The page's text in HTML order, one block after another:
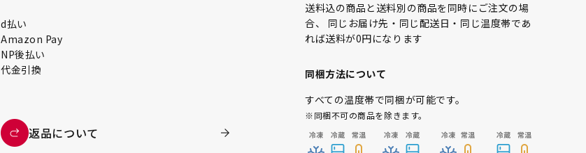
d払い
Amazon Pay
NP後払い
代金引換
返品について
送料込の商品と送料別の商品を同時にご注文の場
合、 同じお届け先・同じ配送日・同じ温度帯であ
れば送料が0円になります
同梱方法について
すべての温度帯で同梱が可能です。
※同梱不可の商品を除きます。